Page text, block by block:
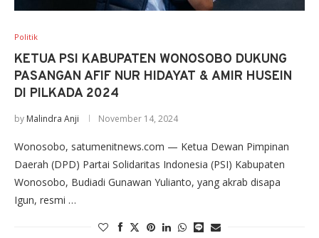
Politik
KETUA PSI KABUPATEN WONOSOBO DUKUNG
PASANGAN AFIF NUR HIDAYAT & AMIR HUSEIN
DI PILKADA 2024
by Malindra Anji November 14, 2024
Wonosobo, satumenitnews.com — Ketua Dewan Pimpinan
Daerah (DPD) Partai Solidaritas Indonesia (PSI) Kabupaten
Wonosobo, Budiadi Gunawan Yulianto, yang akrab disapa
Igun, resmi …